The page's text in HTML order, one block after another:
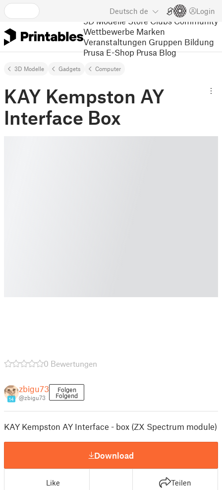
Deutsch de Login
3D Modelle Store Clubs Community
Wettbewerbe Marken
Veranstaltungen Gruppen Bildung
Prusa E-Shop Prusa Blog
3D Modelle Gadgets Computer
KAY Kempston AY
Interface Box
0 Bewertungen
14
zbigu73
@zbigu73
Folgen
Folgend
KAY Kempston AY Interface - box (ZX Spectrum module)
Download
Like Teilen